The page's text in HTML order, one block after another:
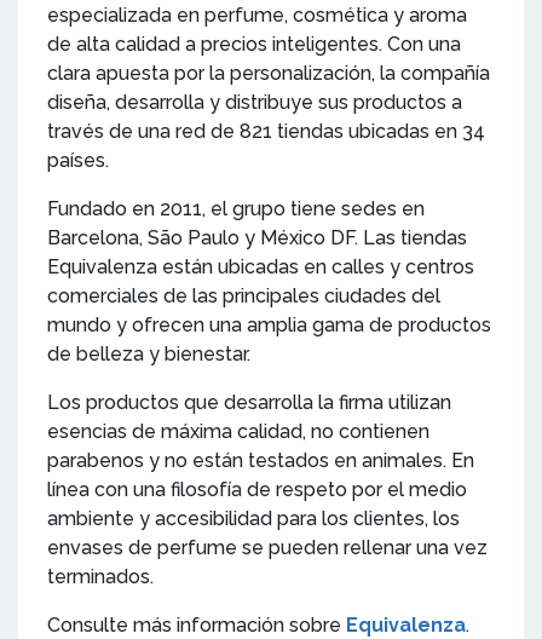
especializada en perfume, cosmética y aroma
de alta calidad a precios inteligentes. Con una
clara apuesta por la personalización, la compañía
diseña, desarrolla y distribuye sus productos a
través de una red de 821 tiendas ubicadas en 34
países.
Fundado en 2011, el grupo tiene sedes en
Barcelona, São Paulo y México DF. Las tiendas
Equivalenza están ubicadas en calles y centros
comerciales de las principales ciudades del
mundo y ofrecen una amplia gama de productos
de belleza y bienestar.
Los productos que desarrolla la firma utilizan
esencias de máxima calidad, no contienen
parabenos y no están testados en animales. En
línea con una filosofía de respeto por el medio
ambiente y accesibilidad para los clientes, los
envases de perfume se pueden rellenar una vez
terminados.
Consulte más información sobre Equivalenza.